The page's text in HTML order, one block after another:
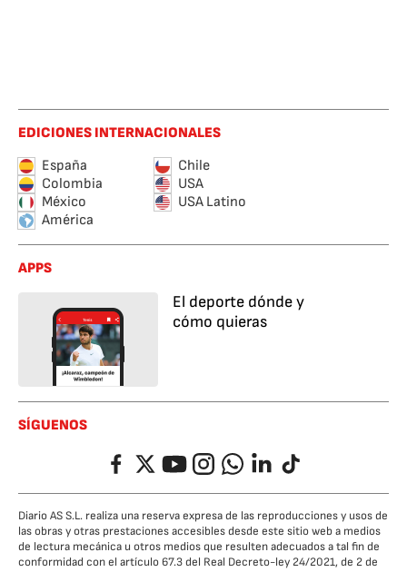
EDICIONES INTERNACIONALES
España
Chile
Colombia
USA
México
USA Latino
América
APPS
El deporte dónde y
cómo quieras
SÍGUENOS
FacebookTwitterYouTubeInstagramWhatsappLinkedIn
TikTok
Diario AS S.L. realiza una reserva expresa de las reproducciones y usos de
las obras y otras prestaciones accesibles desde este sitio web a medios
de lectura mecánica u otros medios que resulten adecuados a tal fin de
conformidad con el artículo 67.3 del Real Decreto-ley 24/2021, de 2 de